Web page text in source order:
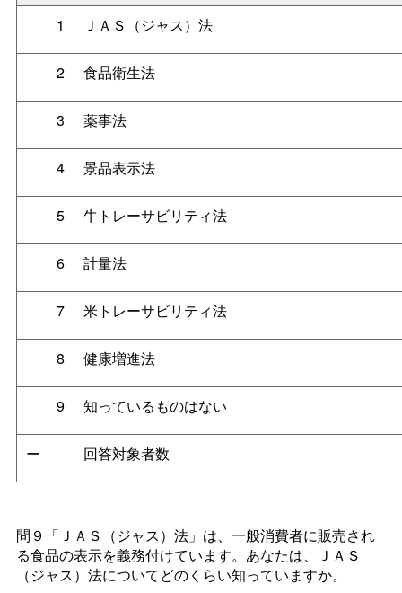
1 ＪＡＳ（ジャス）法
2 食品衛生法
3 薬事法
4 景品表示法
5 牛トレーサビリティ法
6 計量法
7 米トレーサビリティ法
8 健康増進法
9 知っているものはない
ー 回答対象者数
問９「ＪＡＳ（ジャス）法」は、一般消費者に販売され
る食品の表示を義務付けています。あなたは、ＪＡＳ
（ジャス）法についてどのくらい知っていますか。